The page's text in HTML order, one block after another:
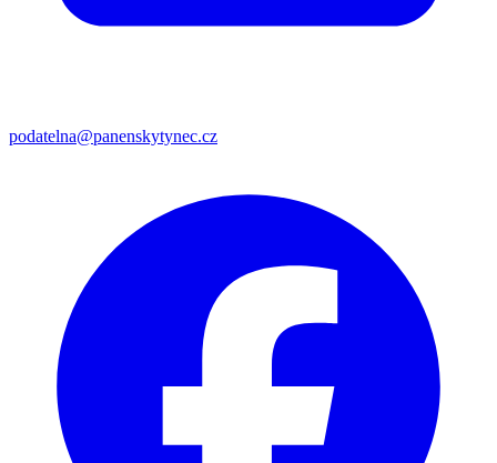
podatelna@panenskytynec.cz